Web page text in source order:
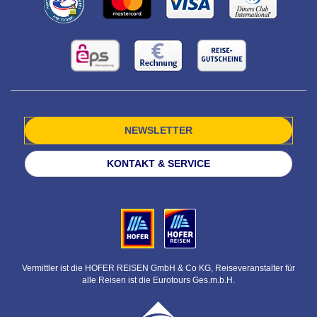
NEWSLETTER
KONTAKT & SERVICE
Vermittler ist die HOFER REISEN GmbH & Co KG, Reiseveranstalter für
alle Reisen ist die Eurotours Ges.m.b.H.